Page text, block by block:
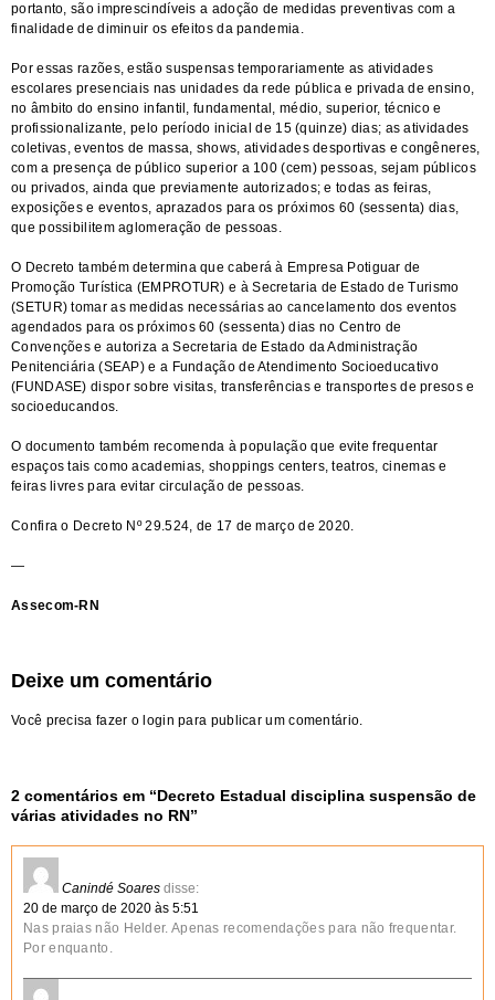
portanto, são imprescindíveis a adoção de medidas preventivas com a
finalidade de diminuir os efeitos da pandemia.
Por essas razões, estão suspensas temporariamente as atividades
escolares presenciais nas unidades da rede pública e privada de ensino,
no âmbito do ensino infantil, fundamental, médio, superior, técnico e
profissionalizante, pelo período inicial de 15 (quinze) dias; as atividades
coletivas, eventos de massa, shows, atividades desportivas e congêneres,
com a presença de público superior a 100 (cem) pessoas, sejam públicos
ou privados, ainda que previamente autorizados; e todas as feiras,
exposições e eventos, aprazados para os próximos 60 (sessenta) dias,
que possibilitem aglomeração de pessoas.
O Decreto também determina que caberá à Empresa Potiguar de
Promoção Turística (EMPROTUR) e à Secretaria de Estado de Turismo
(SETUR) tomar as medidas necessárias ao cancelamento dos eventos
agendados para os próximos 60 (sessenta) dias no Centro de
Convenções e autoriza a Secretaria de Estado da Administração
Penitenciária (SEAP) e a Fundação de Atendimento Socioeducativo
(FUNDASE) dispor sobre visitas, transferências e transportes de presos e
socioeducandos.
O documento também recomenda à população que evite frequentar
espaços tais como academias, shoppings centers, teatros, cinemas e
feiras livres para evitar circulação de pessoas.
Confira o Decreto Nº 29.524, de 17 de março de 2020.
—
Assecom-RN
Deixe um comentário
Você precisa fazer o login para publicar um comentário.
2 comentários em “Decreto Estadual disciplina suspensão de
várias atividades no RN”
Canindé Soares disse:
20 de março de 2020 às 5:51
Nas praias não Helder. Apenas recomendações para não frequentar.
Por enquanto.